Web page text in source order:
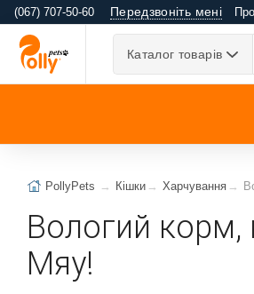
(067) 707-50-60 Передзвоніть мені
Каталог товарів
PollyPets Кішки Харчування
Вологий корм,
Мяу!